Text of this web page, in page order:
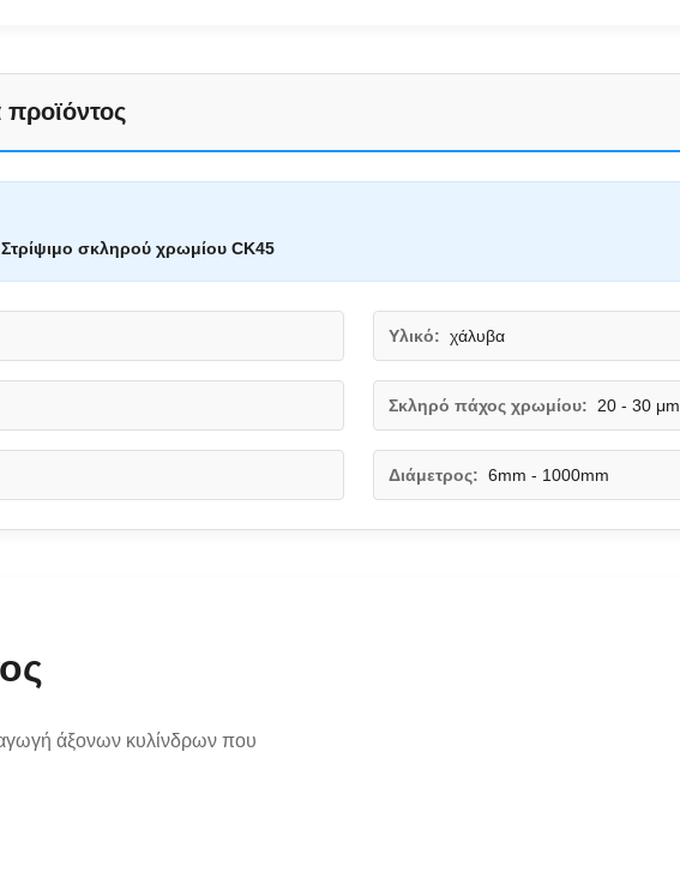
Στρίψιμο σκληρού χρωμίου CK45
Υλικό: χάλυβα
Σκληρό πάχος χρωμίου: 20 - 30 μm
Διάμετρος: 6mm - 1000mm
άξονων κυλίνδρων που